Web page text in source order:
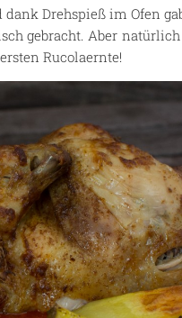
Drehspieß im Ofen
gebracht. Aber
Rucolaernte!